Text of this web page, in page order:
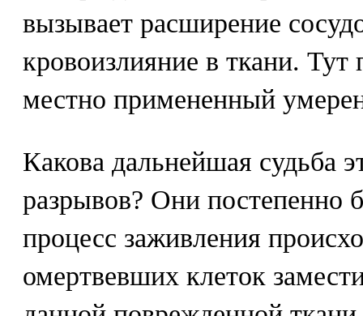
вызывает расширение
кровоизлияние в ткани. Тут
местно примененный
Какова дальнейшая судьба
разрывов? Они постепенно
процесс заживления
омертвевших клеток